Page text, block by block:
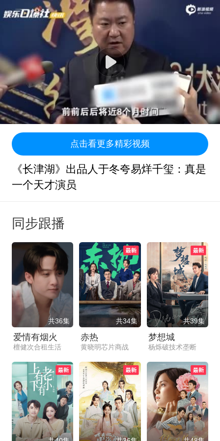
点击看更多精彩视频
《长津湖》出品人于冬夸易烊千玺：真是
一个天才演员
同步跟播
共36集
爱情有烟火
檀健次合租生活
共34集
赤热
黄晓明芯片商战
共39集
梦想城
杨烁破技术垄断